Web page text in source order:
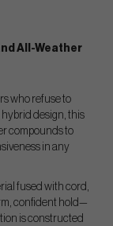
All-Weather
who refuse to
design, this
compounds to
in any
fused with cord,
confident hold—
is constructed